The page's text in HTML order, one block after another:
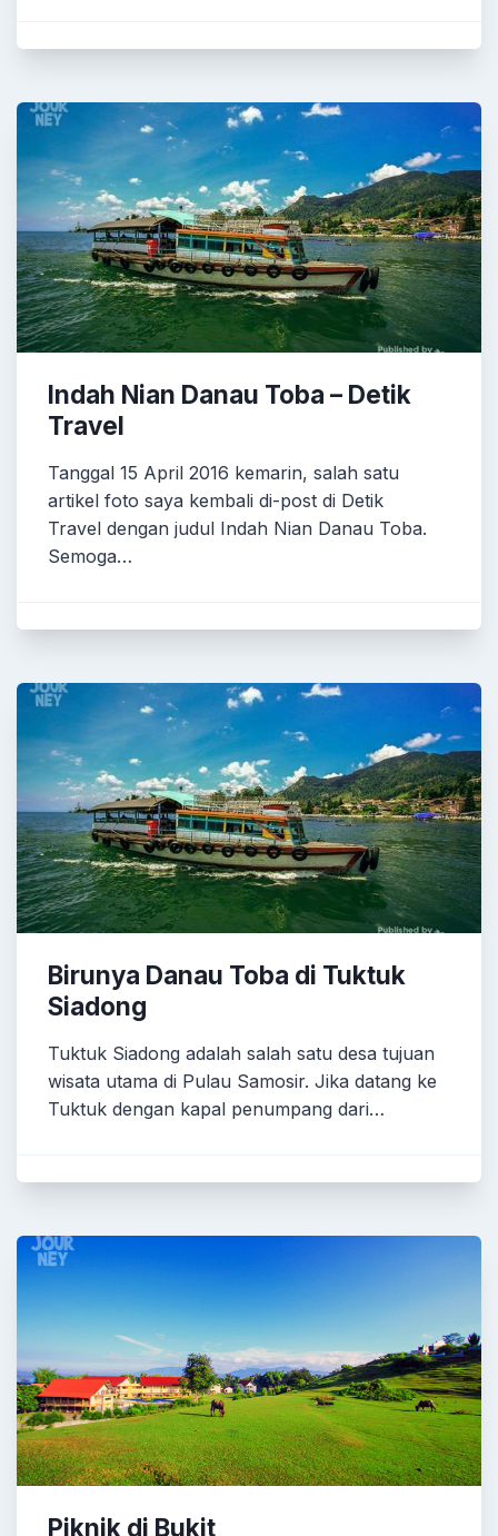
Indah Nian Danau Toba – Detik
Travel
Tanggal 15 April 2016 kemarin, salah satu
artikel foto saya kembali di-post di Detik
Travel dengan judul Indah Nian Danau Toba.
Semoga…
Birunya Danau Toba di Tuktuk
Siadong
Tuktuk Siadong adalah salah satu desa tujuan
wisata utama di Pulau Samosir. Jika datang ke
Tuktuk dengan kapal penumpang dari…
Piknik di Bukit